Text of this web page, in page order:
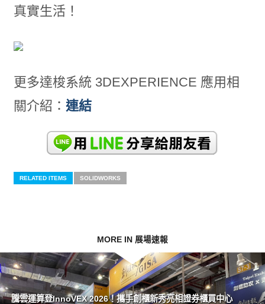
真實生活！
更多達梭系統 3DEXPERIENCE 應用相
關介紹： 連結
RELATED ITEMS SOLIDWORKS
MORE IN 展場速報
騰雲運算登InnoVEX 2026！攜手創櫃新秀亮相證券櫃買中心